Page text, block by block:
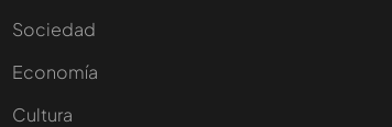
Sociedad
Economía
Cultura